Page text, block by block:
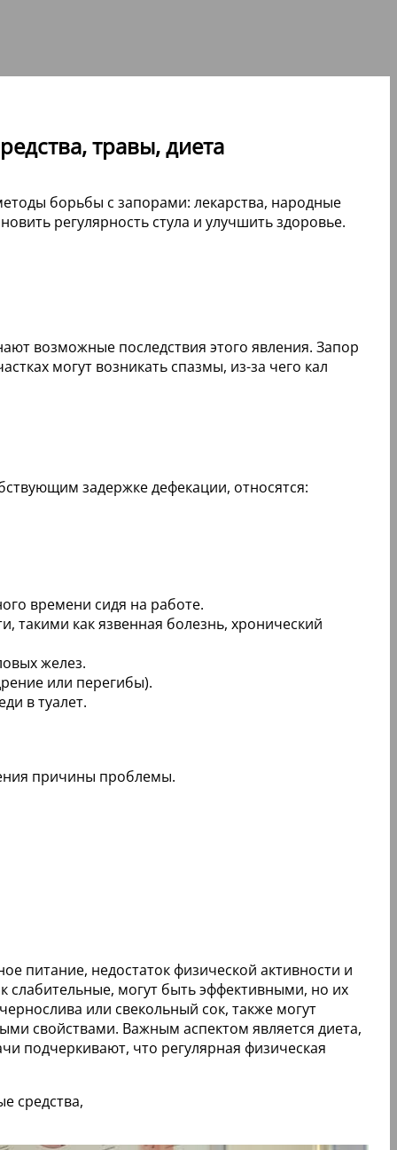
травы, диета
борьбы с запорами: лекарства, народные
регулярность стула и улучшить здоровье.
возможные последствия этого явления. Запор
могут возникать спазмы, из-за чего кал
задержке дефекации, относятся:
времени сидя на работе.
как язвенная болезнь, хронический
желез.
или перегибы).
в туалет.
причины проблемы.
питание, недостаток физической активности и
слабительные, могут быть эффективными, но их
или свекольный сок, также могут
свойствами. Важным аспектом является диета,
подчеркивают, что регулярная физическая